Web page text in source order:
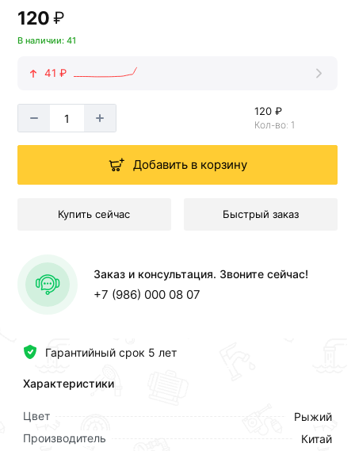
Гарантийный срок 5 лет
Характеристики
Цвет
Рыжий
Производитель
Китай
120 ₽
В наличии: 41
41 ₽
120 ₽
Кол-во: 1
Добавить в корзину
Купить сейчас Быстрый заказ
Заказ и консультация. Звоните сейчас!
+7 (986) 000 08 07